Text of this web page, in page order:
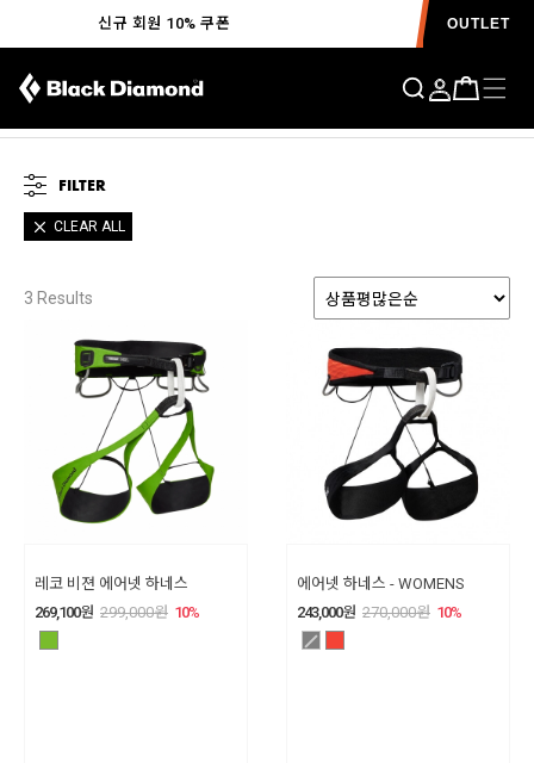
신규 회원 10% 쿠폰 OUTLET
CLEAR ALL
FILTER
3 Results
레코 비젼 에어넷 하네스
269,100원 299,000원 10%
에어넷 하네스 - WOMENS
243,000원 270,000원 10%